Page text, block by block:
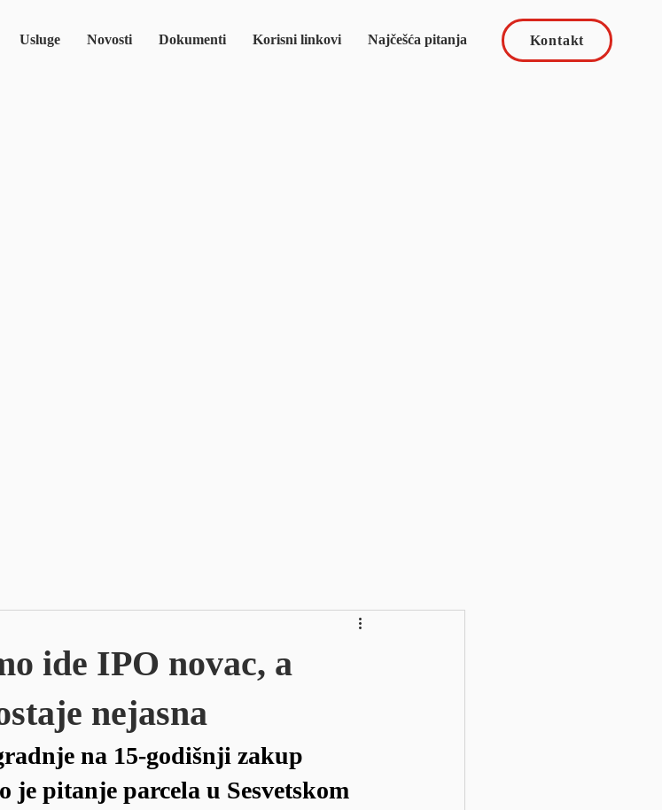
Usluge Novosti Dokumenti Korisni linkovi Najčešća pitanja Kontakt
ide IPO novac, a
nejasna
na 15-godišnji zakup
je pitanje parcela u Sesvetskom